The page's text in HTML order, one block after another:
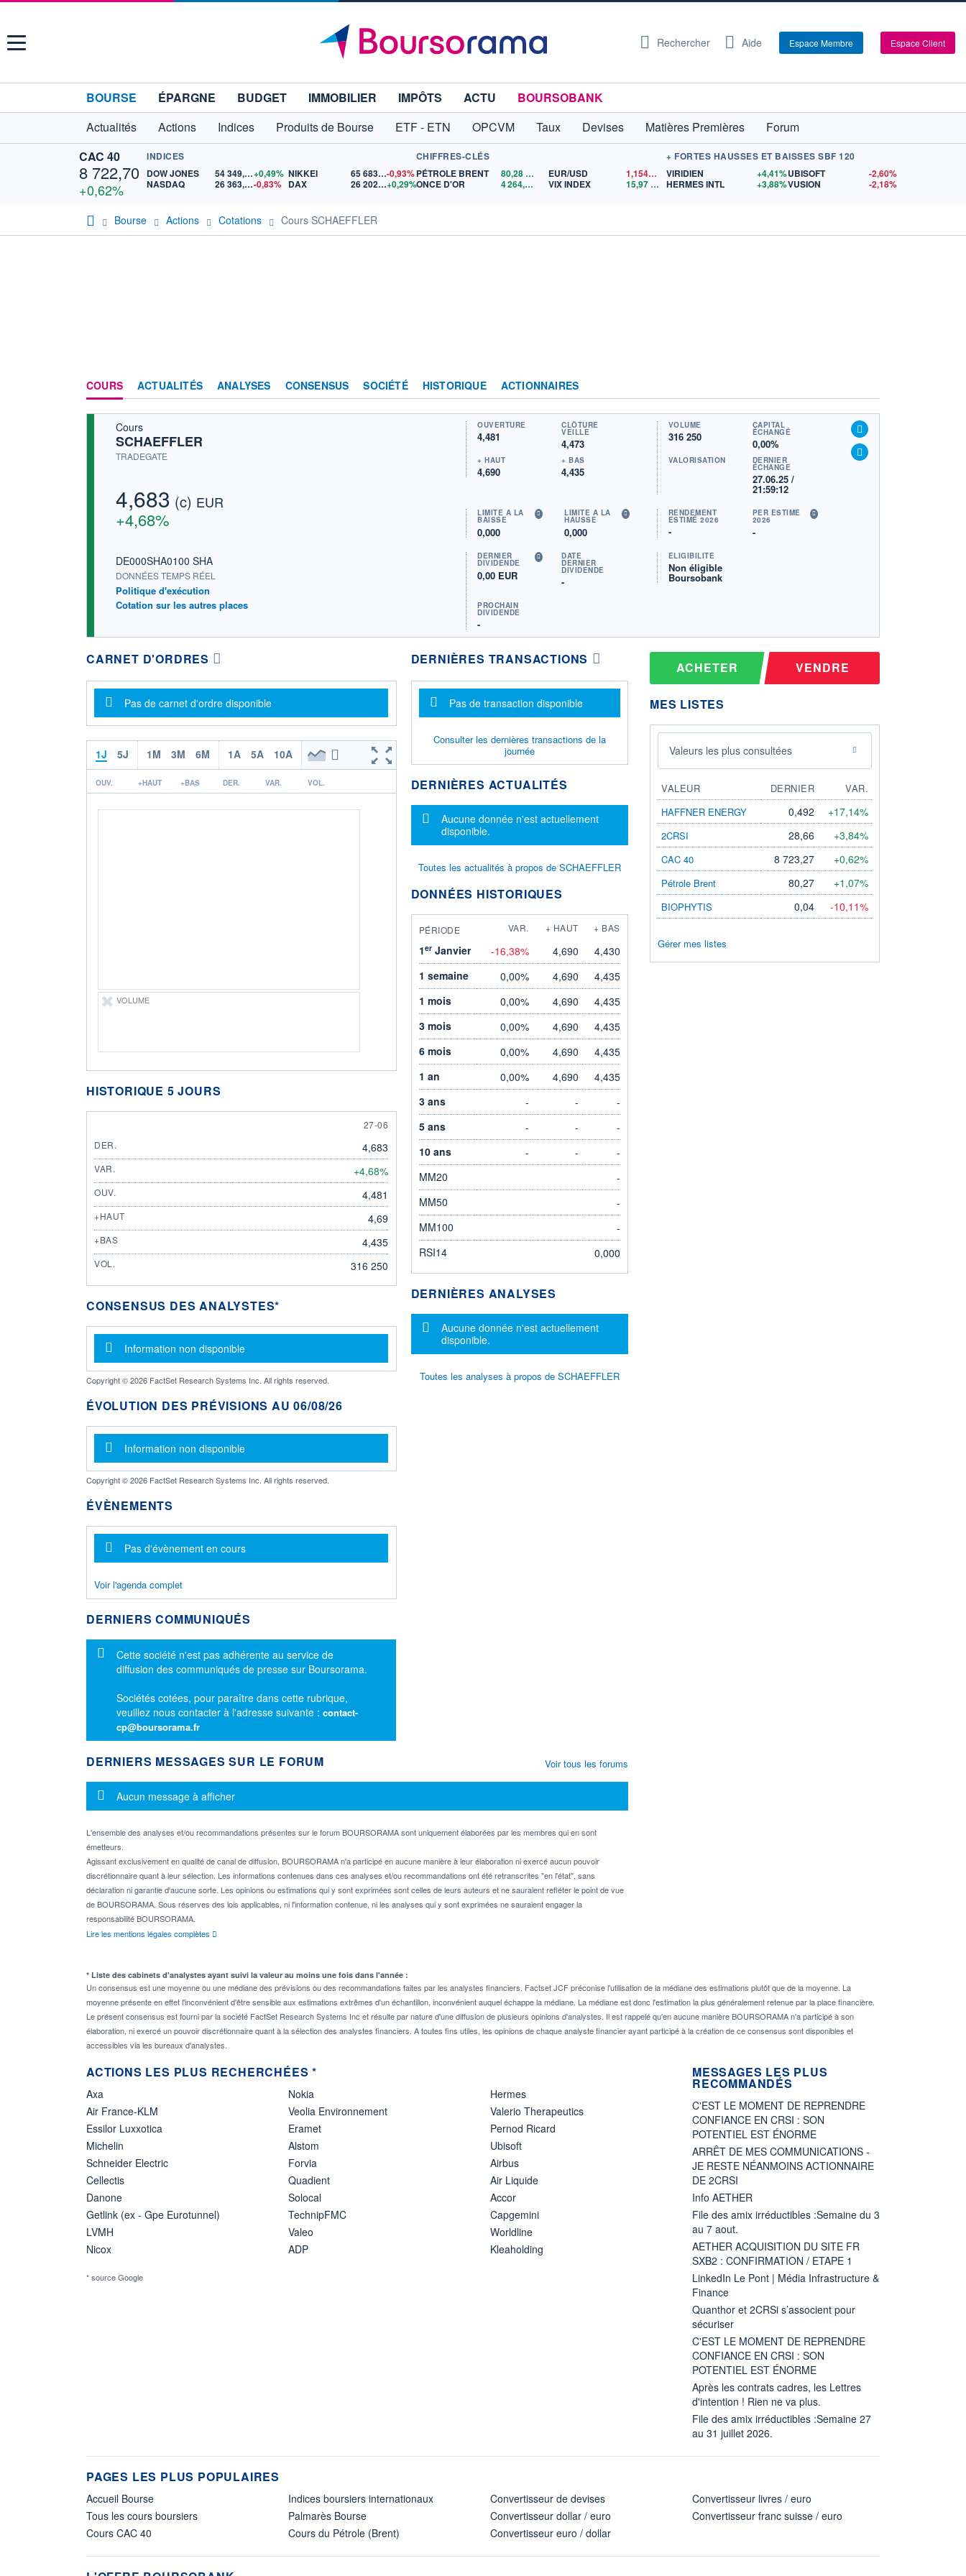
Menu Rechercher Aide Espace Membre Espace Client
BOURSE ÉPARGNE BUDGET IMMOBILIER IMPÔTS ACTU
BOURSOBANK
Actualités
Actions Indices Produits de Bourse ETF - ETN OPCVM Taux Devises Matières Premières
Forum
CAC 40
8 722,70
+0,62%
INDICES
DOW JONES
54 349,12+0,49%
NASDAQ
26 363,44-0,83%
NIKKEI 65 683,26-0,93%
DAX
26 202,52+0,29%
CHIFFRES-CLÉS
PÉTROLE BRENT
80,28$US
ONCE D'OR
4 264,41 $US
EUR/USD 1,1546$US
VIX INDEX
15,97$US
+ FORTES HAUSSES ET BAISSES SBF 120
VIRIDIEN
+4,41%
HERMES INTL
+3,88%
UBISOFT
-2,60%
VUSION
-2,18%
Bourse Actions Cotations Cours SCHAEFFLER
COURS ACTUALITÉS ANALYSES CONSENSUS SOCIÉTÉ HISTORIQUE ACTIONNAIRES
Cours
SCHAEFFLER
TRADEGATE
4,683 (c) EUR
+4,68%
DE000SHA0100 SHA
DONNÉES TEMPS RÉEL
Politique d'exécution
Cotation sur les autres places
OUVERTURE
4,481
CLÔTURE
VEILLE
4,473
+ HAUT
4,690
+ BAS
4,435
VOLUME
316 250
CAPITAL
ÉCHANGÉ
0,00%
VALORISATION DERNIER
ÉCHANGE
27.06.25 /
21:59:12
LIMITE À LA
BAISSE
0,000
LIMITE À LA
HAUSSE
0,000
RENDEMENT
ESTIMÉ 2026
-
PER ESTIMÉ
2026
-
DERNIER
DIVIDENDE
0,00 EUR
DATE
DERNIER
DIVIDENDE
-
PROCHAIN
DIVIDENDE
-
ÉLIGIBILITÉ
Non éligible
Boursobank
CARNET D'ORDRES
Message d'information
Pas de carnet d'ordre disponible
1J 5J 1M 3M 6M 1A 5A 10A
OUV. +HAUT +BAS DER. VAR. VOL.
VOLUME
HISTORIQUE 5 JOURS
27 JUNE
27-06
DER.
4,683
VAR. +4,68%
OUV. 4,481
+HAUT 4,69
+BAS 4,435
VOL. 316 250
CONSENSUS DES ANALYSTES*
Message d'information
Information non disponible
Copyright © 2026 FactSet Research Systems Inc. All rights reserved.
ÉVOLUTION DES PRÉVISIONS AU 06/08/26
Message d'information
Information non disponible
Copyright © 2026 FactSet Research Systems Inc. All rights reserved.
ÉVÈNEMENTS
Message d'information
Pas d'évènement en cours
Voir l'agenda complet
DERNIERS COMMUNIQUÉS
Message d'information
Cette société n'est pas adhérente au service de
diffusion des communiqués de presse sur Boursorama.
Sociétés cotées, pour paraître dans cette rubrique,
veuillez nous contacter à l'adresse suivante : contact-
cp@boursorama.fr
DERNIÈRES TRANSACTIONS
Message d'information
Pas de transaction disponible
Consulter les dernières transactions de la
journée
DERNIÈRES ACTUALITÉS
Message d'information
Aucune donnée n'est actuellement
disponible.
Toutes les actualités à propos de SCHAEFFLER
DONNÉES HISTORIQUES
PÉRIODE VAR. + HAUT + BAS
1erJanvier -16,38% 4,690
4,430
1 semaine
0,00% 4,690
4,435
1 mois
0,00% 4,690
4,435
3 mois
0,00% 4,690
4,435
6 mois
0,00% 4,690
4,435
1 an
0,00% 4,690
4,435
3 ans
- -
-
5 ans
- -
-
10 ans
- -
-
MM20
-
MM50
-
MM100
-
RSI14
0,000
DERNIÈRES ANALYSES
Message d'information
Aucune donnée n'est actuellement
disponible.
Toutes les analyses à propos de SCHAEFFLER
DERNIERS MESSAGES SUR LE FORUM
Message d'information
Aucun message à afficher
L'ensemble des analyses et/ou recommandations présentes sur le forum BOURSORAMA sont uniquement élaborées par les membres qui en sont
émetteurs.
Agissant exclusivement en qualité de canal de diffusion, BOURSORAMA n'a participé en aucune manière à leur élaboration ni exercé aucun pouvoir
discrétionnaire quant à leur sélection. Les informations contenues dans ces analyses et/ou recommandations ont été retranscrites "en l'état", sans
déclaration ni garantie d'aucune sorte. Les opinions ou estimations qui y sont exprimées sont celles de leurs auteurs et ne sauraient refléter le point de vue
de BOURSORAMA. Sous réserves des lois applicables, ni l'information contenue, ni les analyses qui y sont exprimées ne sauraient engager la
responsabilité BOURSORAMA.
Lire les mentions légales complètes
Voir tous les forums
ACHETER VENDRE
MES LISTES
Valeurs les plus consultées
VALEUR DERNIER
VAR.
HAFFNER ENERGY
0,492 +17,14%
2CRSI 28,66 +3,84%
CAC 40 8 723,27 +0,62%
Pétrole Brent 80,27 +1,07%
BIOPHYTIS 0,04 -10,11%
Gérer mes listes
* Liste des cabinets d'analystes ayant suivi la valeur au moins une fois dans l'année :
Un consensus est une moyenne ou une médiane des prévisions ou des recommandations faites par les analystes financiers. Factset JCF préconise l'utilisation de la médiane des estimations plutôt que de la moyenne. La
moyenne présente en effet l'inconvénient d'être sensible aux estimations extrêmes d'un échantillon, inconvénient auquel échappe la médiane. La médiane est donc l'estimation la plus généralement retenue par la place financière.
Le présent consensus est fourni par la société FactSet Research Systems Inc et résulte par nature d'une diffusion de plusieurs opinions d'analystes. Il est rappelé qu'en aucune manière BOURSORAMA n'a participé à son
élaboration, ni exercé un pouvoir discrétionnaire quant à la sélection des analystes financiers. A toutes fins utiles, les opinions de chaque analyste financier ayant participé à la création de ce consensus sont disponibles et
accessibles via les bureaux d'analystes.
ACTIONS LES PLUS RECHERCHÉES *
Axa
Air France-KLM
Essilor Luxxotica
Michelin
Schneider Electric
Cellectis
Danone
Getlink (ex - Gpe Eurotunnel)
LVMH
Nicox
Nokia
Veolia Environnement
Eramet
Alstom
Forvia
Quadient
Solocal
TechnipFMC
Valeo
ADP
Hermes
Valerio Therapeutics
Pernod Ricard
Ubisoft
Airbus
Air Liquide
Accor
Capgemini
Worldline
Kleaholding
* source Google
MESSAGES LES PLUS
RECOMMANDÉS
C'EST LE MOMENT DE REPRENDRE
CONFIANCE EN CRSI : SON
POTENTIEL EST ÉNORME
ARRÊT DE MES COMMUNICATIONS -
JE RESTE NÉANMOINS ACTIONNAIRE
DE 2CRSI
Info AETHER
File des amix irréductibles :Semaine du 3
au 7 aout.
AETHER ACQUISITION DU SITE FR
SXB2 : CONFIRMATION / ETAPE 1
LinkedIn Le Pont | Média Infrastructure &
Finance
Quanthor et 2CRSi s’associent pour
sécuriser
C'EST LE MOMENT DE REPRENDRE
CONFIANCE EN CRSI : SON
POTENTIEL EST ÉNORME
Après les contrats cadres, les Lettres
d'intention ! Rien ne va plus.
File des amix irréductibles :Semaine 27
au 31 juillet 2026.
PAGES LES PLUS POPULAIRES
Accueil Bourse
Tous les cours boursiers
Cours CAC 40
Indices boursiers internationaux
Palmarès Bourse
Cours du Pétrole (Brent)
Convertisseur de devises
Convertisseur dollar / euro
Convertisseur euro / dollar
Convertisseur livres / euro
Convertisseur franc suisse / euro